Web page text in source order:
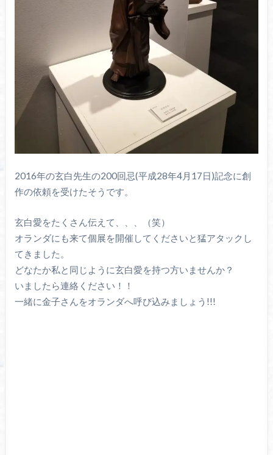
2016年の玄白先生の200回忌(平成28年4月17日)記念に創
作の依頼を受けたそうです。
玄白愛をたくさん伝えて、、、（笑）
オランダにも来て個展を開催してくださいと猛アタックし
てきました。
どなたか私と同じように玄白愛を持つ方いませんか？
いましたら連絡ください！！
一緒に金子さんをオランダへ呼び込みましょう!!!